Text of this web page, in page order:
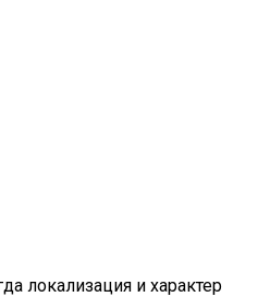
локализация и характер